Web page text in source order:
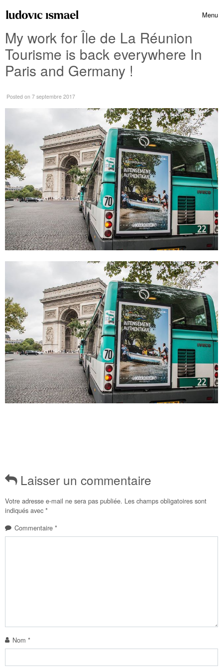
Menu
My work for Île de La Réunion
Tourisme is back everywhere In
Paris and Germany !
Posted on 7 septembre 2017
Laisser un commentaire
Votre adresse e-mail ne sera pas publiée. Les champs obligatoires sont
indiqués avec *
Commentaire *
Nom *